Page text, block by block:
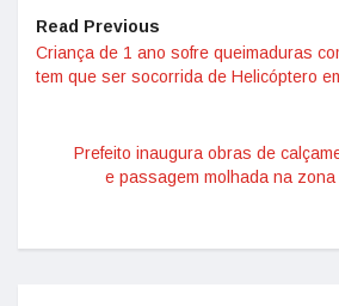
Read Previous
Criança de 1 ano sofre queimaduras
tem que ser socorrida de Helicóptero
Prefeito inaugura obras de
e passagem molhada na